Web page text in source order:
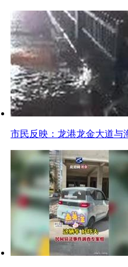
市民反映：龙港龙金大道与